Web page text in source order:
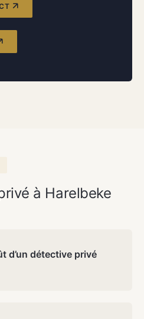
à Harelbeke
d’un détective privé